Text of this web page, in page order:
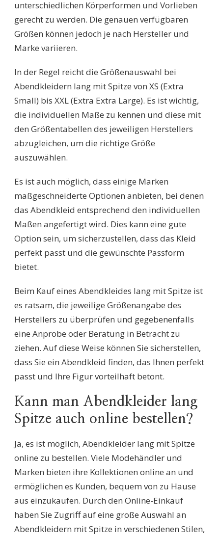
unterschiedlichen Körperformen und Vorlieben
gerecht zu werden. Die genauen verfügbaren
Größen können jedoch je nach Hersteller und
Marke variieren.
In der Regel reicht die Größenauswahl bei
Abendkleidern lang mit Spitze von XS (Extra
Small) bis XXL (Extra Extra Large). Es ist wichtig,
die individuellen Maße zu kennen und diese mit
den Größentabellen des jeweiligen Herstellers
abzugleichen, um die richtige Größe
auszuwählen.
Es ist auch möglich, dass einige Marken
maßgeschneiderte Optionen anbieten, bei denen
das Abendkleid entsprechend den individuellen
Maßen angefertigt wird. Dies kann eine gute
Option sein, um sicherzustellen, dass das Kleid
perfekt passt und die gewünschte Passform
bietet.
Beim Kauf eines Abendkleides lang mit Spitze ist
es ratsam, die jeweilige Größenangabe des
Herstellers zu überprüfen und gegebenenfalls
eine Anprobe oder Beratung in Betracht zu
ziehen. Auf diese Weise können Sie sicherstellen,
dass Sie ein Abendkleid finden, das Ihnen perfekt
passt und Ihre Figur vorteilhaft betont.
Kann man Abendkleider lang
Spitze auch online bestellen?
Ja, es ist möglich, Abendkleider lang mit Spitze
online zu bestellen. Viele Modehändler und
Marken bieten ihre Kollektionen online an und
ermöglichen es Kunden, bequem von zu Hause
aus einzukaufen. Durch den Online-Einkauf
haben Sie Zugriff auf eine große Auswahl an
Abendkleidern mit Spitze in verschiedenen Stilen,